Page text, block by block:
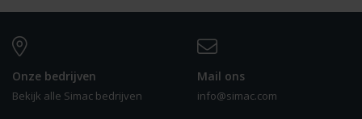
Onze bedrijven
Bekijk alle Simac bedrijven
Mail ons
info@simac.com